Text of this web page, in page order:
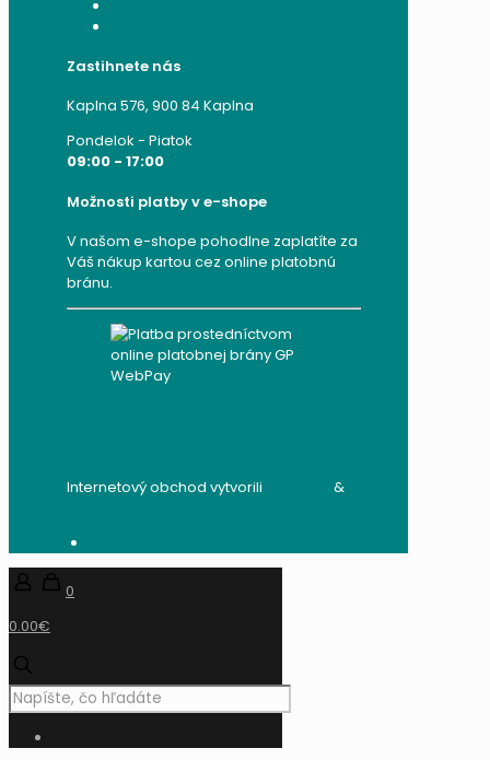
Zastihnete nás
Kaplna 576, 900 84 Kaplna
Pondelok - Piatok
09:00 - 17:00
Možnosti platby v e-shope
V našom e-shope pohodlne zaplatíte za
Váš nákup kartou cez online platobnú
bránu.
Internetový obchod vytvorili
&
0
0.00€